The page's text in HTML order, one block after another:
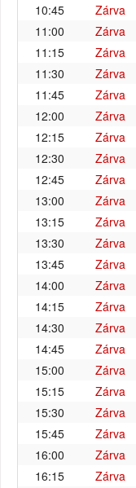
10:45
Zárva
11:00
Zárva
11:15
Zárva
11:30
Zárva
11:45
Zárva
12:00
Zárva
12:15
Zárva
12:30
Zárva
12:45
Zárva
13:00
Zárva
13:15
Zárva
13:30
Zárva
13:45
Zárva
14:00
Zárva
14:15
Zárva
14:30
Zárva
14:45
Zárva
15:00
Zárva
15:15
Zárva
15:30
Zárva
15:45
Zárva
16:00
Zárva
16:15
Zárva